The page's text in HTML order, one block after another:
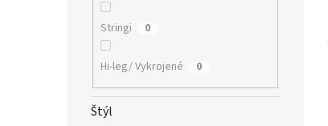
Stringi 0
Hi-leg/ Vykrojené 0
Štýl